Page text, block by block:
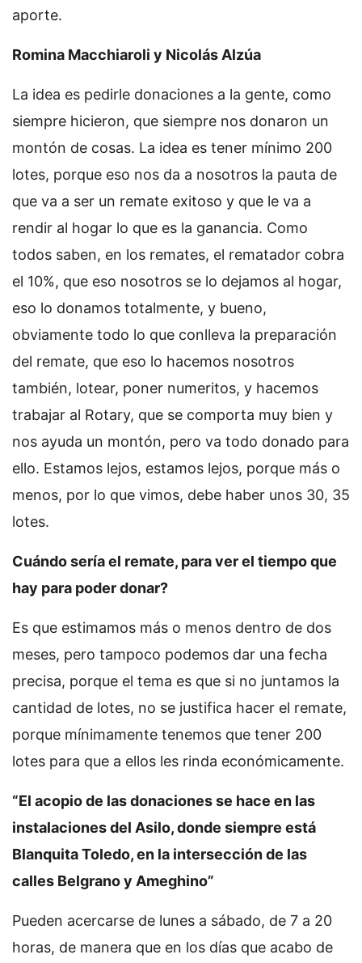
aporte.
Romina Macchiaroli y Nicolás Alzúa
La idea es pedirle donaciones a la gente, como
siempre hicieron, que siempre nos donaron un
montón de cosas. La idea es tener mínimo 200
lotes, porque eso nos da a nosotros la pauta de
que va a ser un remate exitoso y que le va a
rendir al hogar lo que es la ganancia. Como
todos saben, en los remates, el rematador cobra
el 10%, que eso nosotros se lo dejamos al hogar,
eso lo donamos totalmente, y bueno,
obviamente todo lo que conlleva la preparación
del remate, que eso lo hacemos nosotros
también, lotear, poner numeritos, y hacemos
trabajar al Rotary, que se comporta muy bien y
nos ayuda un montón, pero va todo donado para
ello. Estamos lejos, estamos lejos, porque más o
menos, por lo que vimos, debe haber unos 30, 35
lotes.
Cuándo sería el remate, para ver el tiempo que
hay para poder donar?
Es que estimamos más o menos dentro de dos
meses, pero tampoco podemos dar una fecha
precisa, porque el tema es que si no juntamos la
cantidad de lotes, no se justifica hacer el remate,
porque mínimamente tenemos que tener 200
lotes para que a ellos les rinda económicamente.
“El acopio de las donaciones se hace en las
instalaciones del Asilo, donde siempre está
Blanquita Toledo, en la intersección de las
calles Belgrano y Ameghino”
Pueden acercarse de lunes a sábado, de 7 a 20
horas, de manera que en los días que acabo de